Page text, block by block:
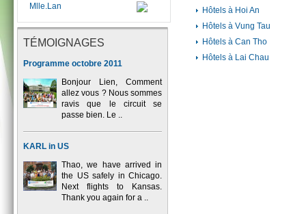
Mlle.Lan
TÉMOIGNAGES
Programme octobre 2011
Bonjour Lien, Comment
allez vous ? Nous sommes
ravis que le circuit se
passe bien. Le ..
KARL in US
Thao, we have arrived in
the US safely in Chicago.
Next flights to Kansas.
Thank you again for a ..
Hôtels à Hoi An
Hôtels à Vung Tau
Hôtels à Can Tho
Hôtels à Lai Chau